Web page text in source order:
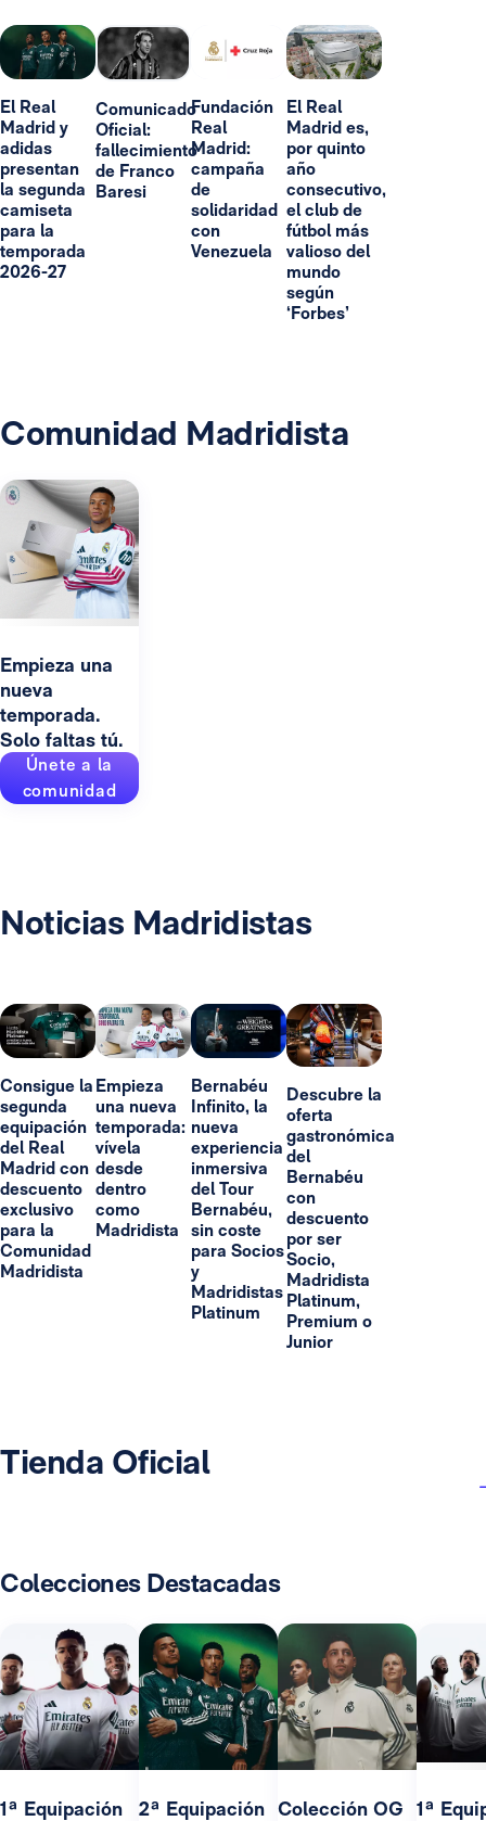
El Real
Madrid y
adidas
presentan
la segunda
camiseta
para la
temporada
2026-27
Comunicado
Oficial:
fallecimiento
de Franco
Baresi
Fundación
Real
Madrid:
campaña
de
solidaridad
con
Venezuela
El Real
Madrid es,
por quinto
año
consecutivo,
el club de
fútbol más
valioso del
mundo
según
‘Forbes’
Comunidad Madridista
Empieza una
nueva
temporada.
Solo faltas tú.
Únete a la
comunidad
Noticias Madridistas
Consigue la
segunda
equipación
del Real
Madrid con
descuento
exclusivo
para la
Comunidad
Madridista
Empieza
una nueva
temporada:
vívela
desde
dentro
como
Madridista
Bernabéu
Infinito, la
nueva
experiencia
inmersiva
del Tour
Bernabéu,
sin coste
para Socios
y
Madridistas
Platinum
Descubre la
oferta
gastronómica
del
Bernabéu
con
descuento
por ser
Socio,
Madridista
Platinum,
Premium o
Junior
Tienda Oficial
Colecciones Destacadas
1ª Equipación
2ª Equipación Colección OG
1ª